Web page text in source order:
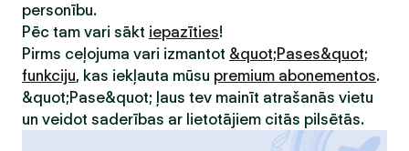
personību.
Pēc tam vari sākt iepazīties!
Pirms ceļojuma vari izmantot &quot;Pases&quot;
funkciju, kas iekļauta mūsu premium abonementos.
&quot;Pase&quot; ļaus tev mainīt atrašanās vietu
un veidot saderības ar lietotājiem citās pilsētās.